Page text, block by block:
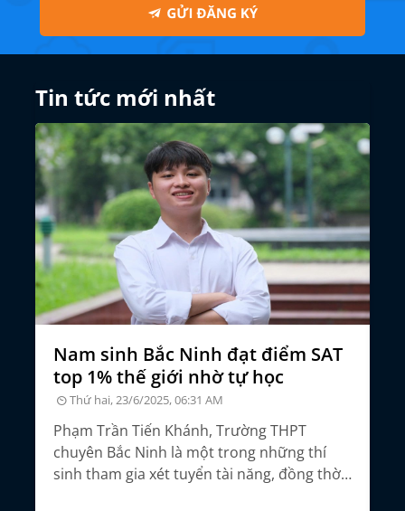
Tin tức mới nhất
Nam sinh Bắc Ninh đạt điểm SAT
top 1% thế giới nhờ tự học
Thứ hai, 23/6/2025, 06:31 AM
Phạm Trần Tiến Khánh, Trường THPT
chuyên Bắc Ninh là một trong những thí
sinh tham gia xét tuyển tài năng, đồng thời